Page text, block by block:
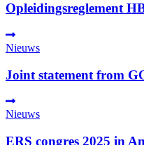
Opleidingsreglement
Nieuws
Joint statement from
Nieuws
ERS congres 2025 in